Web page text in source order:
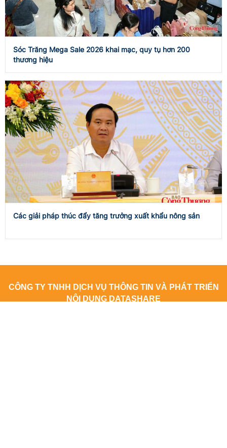
Sóc Trăng Mega Sale 2026 khai mạc, quy tụ hơn 200
thương hiệu
Các giải pháp thúc đẩy tăng trưởng xuất khẩu nông sản
CÔNG TY TNHH DỊCH VỤ THÔNG TIN VÀ PHÁT TRIỂN
NỘI DUNG DATASHARE